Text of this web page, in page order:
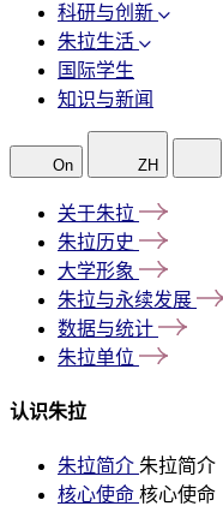
科研与创新
朱拉生活
国际学生
知识与新闻
On ZH
关于朱拉
朱拉历史
大学形象
朱拉与永续发展
数据与统计
朱拉单位
认识朱拉
朱拉简介 朱拉简介
核心使命 核心使命